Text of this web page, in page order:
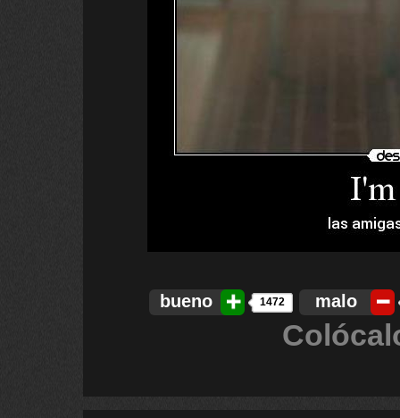
bueno 1472 malo